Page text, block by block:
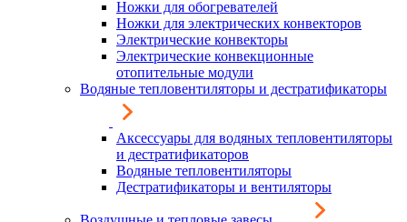
Ножки для обогревателей
Ножки для электрических конвекторов
Электрические конвекторы
Электрические конвекционные
отопительные модули
Водяные тепловентиляторы и дестратификаторы
Аксессуары для водяных тепловентиляторы
и дестратификаторов
Водяные тепловентиляторы
Дестратификаторы и вентиляторы